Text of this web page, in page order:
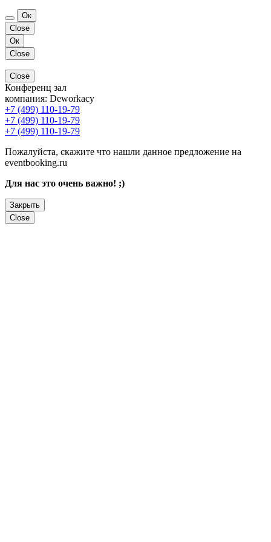
Ок
Close
Ок
Close
Close
Конференц зал
компания: Deworkacy
+7 (499) 110-19-79
+7 (499) 110-19-79
+7 (499) 110-19-79
Пожалуйста, скажите что нашли данное предложение на
eventbooking.ru
Для нас это очень важно! ;)
Закрыть
Close